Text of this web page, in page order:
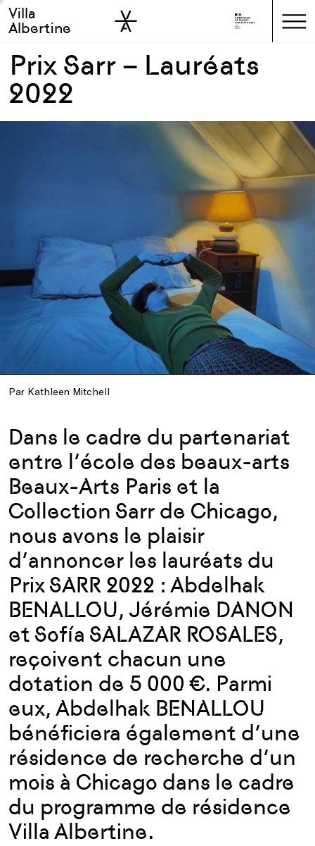
Skip to main
Skip to sidebar
Villa
Albertine
Prix Sarr – Lauréats
2022
Par Kathleen Mitchell
Dans le cadre du partenariat
entre l’école des beaux-arts
Beaux-Arts Paris et la
Collection Sarr de Chicago,
nous avons le plaisir
d’annoncer les lauréats du
Prix SARR 2022 : Abdelhak
BENALLOU, Jérémie DANON
et Sofía SALAZAR ROSALES,
reçoivent chacun une
dotation de 5 000 €. Parmi
eux, Abdelhak BENALLOU
bénéficiera également d’une
résidence de recherche d’un
mois à Chicago dans le cadre
du programme de résidence
Villa Albertine.